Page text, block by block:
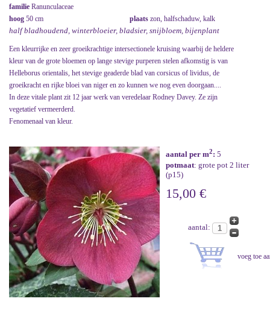
familie Ranunculaceae
hoog 50 cm plaats zon, halfschaduw, kalk
half bladhoudend, winterbloeier, bladsier, snijbloem, bijenplant
Een kleurrijke en zeer groeikrachtige intersectionele kruising waarbij de heldere
kleur van de grote bloemen op lange stevige purperen stelen afkomstig is van
Helleborus orientalis, het stevige geaderde blad van corsicus of lividus, de
groeikracht en rijke bloei van niger en zo kunnen we nog even doorgaan....
In deze vitale plant zit 12 jaar werk van veredelaar Rodney Davey. Ze zijn
vegetatief vermeerderd.
Fenomenaal van kleur.
aantal per m2: 5
potmaat: grote pot 2 liter
(p15)
15,00 €
aantal: